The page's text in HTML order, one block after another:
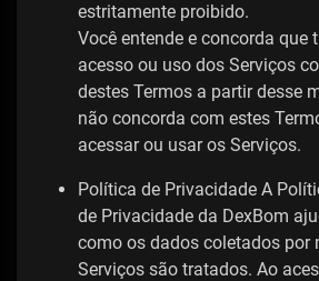
estritamente proibido.
Você entende e concorda que
acesso ou uso dos Serviços
destes Termos a partir desse
não concorda com estes
acessar ou usar os Serviços.
Política de Privacidade A
de Privacidade da DexBom
como os dados coletados por
Serviços são tratados. Ao